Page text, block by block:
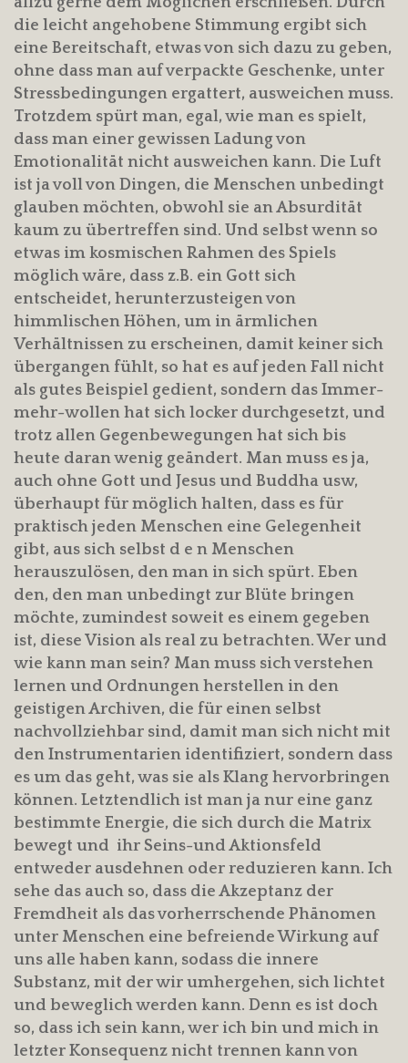
die leicht angehobene Stimmung ergibt sich
eine Bereitschaft, etwas von sich dazu zu geben,
ohne dass man auf verpackte Geschenke, unter
Stressbedingungen ergattert, ausweichen muss.
Trotzdem spürt man, egal, wie man es spielt,
dass man einer gewissen Ladung von
Emotionalität nicht ausweichen kann. Die Luft
ist ja voll von Dingen, die Menschen unbedingt
glauben möchten, obwohl sie an Absurdität
kaum zu übertreffen sind. Und selbst wenn so
etwas im kosmischen Rahmen des Spiels
möglich wäre, dass z.B. ein Gott sich
entscheidet, herunterzusteigen von
himmlischen Höhen, um in ärmlichen
Verhältnissen zu erscheinen, damit keiner sich
übergangen fühlt, so hat es auf jeden Fall nicht
als gutes Beispiel gedient, sondern das Immer-
mehr-wollen hat sich locker durchgesetzt, und
trotz allen Gegenbewegungen hat sich bis
heute daran wenig geändert. Man muss es ja,
auch ohne Gott und Jesus und Buddha usw,
überhaupt für möglich halten, dass es für
praktisch jeden Menschen eine Gelegenheit
gibt, aus sich selbst d e n Menschen
herauszulösen, den man in sich spürt. Eben
den, den man unbedingt zur Blüte bringen
möchte, zumindest soweit es einem gegeben
ist, diese Vision als real zu betrachten. Wer und
wie kann man sein? Man muss sich verstehen
lernen und Ordnungen herstellen in den
geistigen Archiven, die für einen selbst
nachvollziehbar sind, damit man sich nicht mit
den Instrumentarien identifiziert, sondern dass
es um das geht, was sie als Klang hervorbringen
können. Letztendlich ist man ja nur eine ganz
bestimmte Energie, die sich durch die Matrix
bewegt und ihr Seins-und Aktionsfeld
entweder ausdehnen oder reduzieren kann. Ich
sehe das auch so, dass die Akzeptanz der
Fremdheit als das vorherrschende Phänomen
unter Menschen eine befreiende Wirkung auf
uns alle haben kann, sodass die innere
Substanz, mit der wir umhergehen, sich lichtet
und beweglich werden kann. Denn es ist doch
so, dass ich sein kann, wer ich bin und mich in
letzter Konsequenz nicht trennen kann von